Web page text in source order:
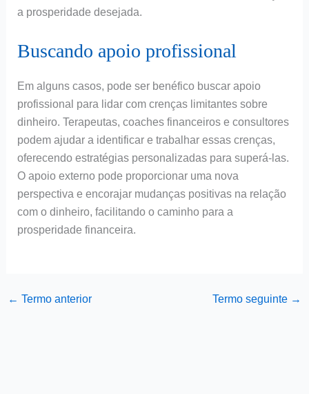
a prosperidade desejada.
Buscando apoio profissional
Em alguns casos, pode ser benéfico buscar apoio
profissional para lidar com crenças limitantes sobre
dinheiro. Terapeutas, coaches financeiros e consultores
podem ajudar a identificar e trabalhar essas crenças,
oferecendo estratégias personalizadas para superá-las.
O apoio externo pode proporcionar uma nova
perspectiva e encorajar mudanças positivas na relação
com o dinheiro, facilitando o caminho para a
prosperidade financeira.
← Termo anterior Termo seguinte →